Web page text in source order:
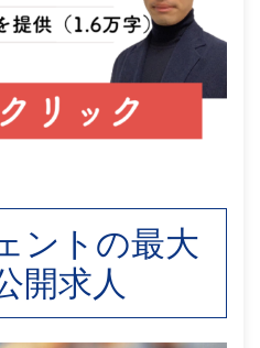
ントの最大
開求人